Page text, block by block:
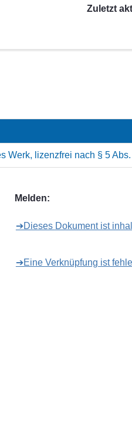
Zuletzt
Werk, lizenzfrei nach § 5
Melden:
➔Dieses Dokument ist
➔Eine Verknüpfung ist